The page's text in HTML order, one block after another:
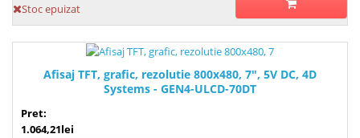
Stoc epuizat
Afisaj TFT, grafic, rezolutie 800x480, 7", 5V DC, 4D
Systems - GEN4-ULCD-70DT
Pret:
1.064,21lei